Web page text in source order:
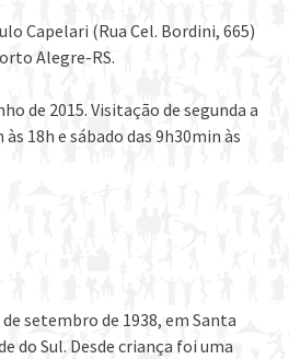
Capelari (Rua Cel. Bordini, 665)
Alegre-RS.
de 2015. Visitação de segunda a
18h e sábado das 9h30min às
de setembro de 1938, em Santa
do Sul. Desde criança foi uma